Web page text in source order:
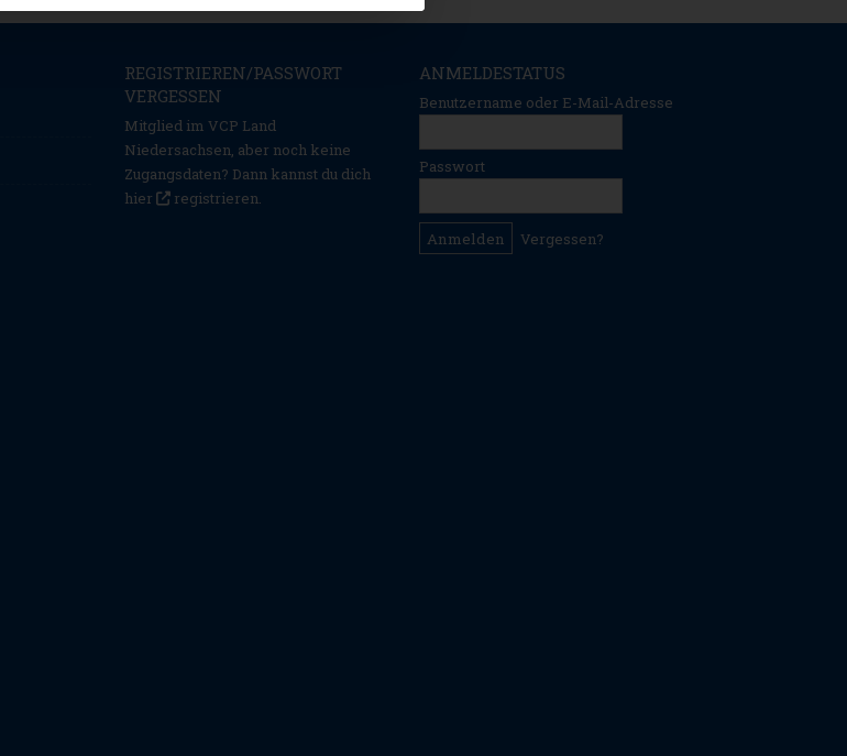
REGISTRIEREN/PASSWORT
VERGESSEN
Mitglied im VCP Land
Niedersachsen, aber noch keine
Zugangsdaten? Dann kannst du dich
hier
registrieren.
ANMELDESTATUS
Benutzername oder E-Mail-Adresse
Passwort
Vergessen?